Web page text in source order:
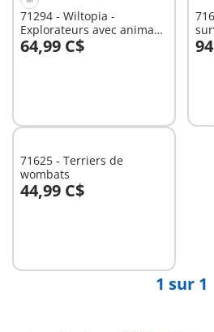
71294 - Wiltopia -
Explorateurs avec animaux
de la savane
64,99 C$
Au panier
71625 - Terriers de
wombats
44,99 C$
Au panier
1 sur 1